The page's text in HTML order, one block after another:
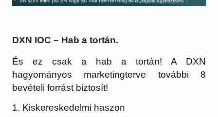
DXN IOC – Hab a tortán.
És ez csak a hab a tortán! A DXN
hagyományos marketingterve további 8
bevételi forrást biztosít!
1. Kiskereskedelmi haszon